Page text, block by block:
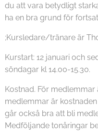
du att vara betydligt
ha en bra grund för
;Kursledare/tränare är
Kurstart: 12 januari och
söndagar kl 14.00-15.30.
Kostnad. För medlemmar
medlemmar är
går också bra att bli
Medföljande tonåringar